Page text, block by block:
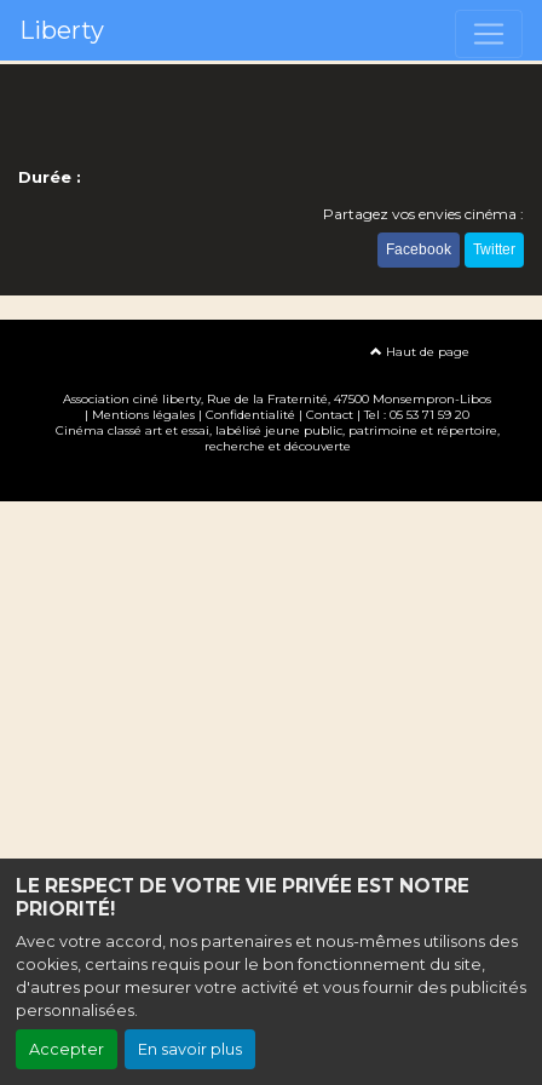
LE RESPECT DE VOTRE VIE PRIVÉE EST NOTRE
PRIORITÉ!
Avec votre accord, nos partenaires et nous-mêmes utilisons des
cookies, certains requis pour le bon fonctionnement du site,
d'autres pour mesurer votre activité et vous fournir des publicités
personnalisées.
Accepter En savoir plus
Liberty
Durée :
Partagez vos envies cinéma :
Facebook Twitter
Haut de page
Association ciné liberty, Rue de la Fraternité, 47500 Monsempron-Libos
| Mentions légales | Confidentialité | Contact | Tel : 05 53 71 59 20
Cinéma classé art et essai, labélisé jeune public, patrimoine et répertoire,
recherche et découverte